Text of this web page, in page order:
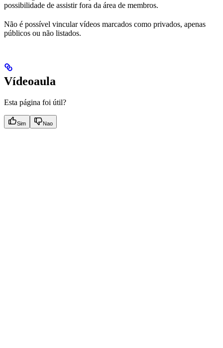
possibilidade de assistir fora da área de membros.
Não é possível vincular vídeos marcados como privados, apenas
públicos ou não listados.
Vídeoaula
Esta página foi útil?
Sim Nao